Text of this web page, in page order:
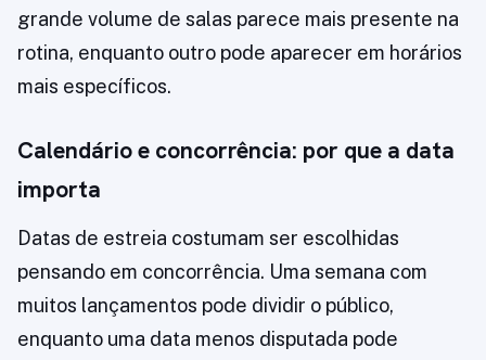
grande volume de salas parece mais presente na
rotina, enquanto outro pode aparecer em horários
mais específicos.
Calendário e concorrência: por que a data
importa
Datas de estreia costumam ser escolhidas
pensando em concorrência. Uma semana com
muitos lançamentos pode dividir o público,
enquanto uma data menos disputada pode